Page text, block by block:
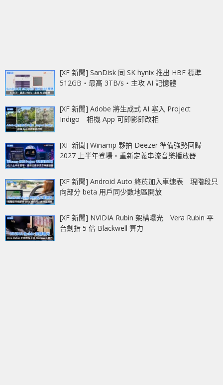
[XF 新聞] SanDisk 同 SK hynix 推出 HBF 標準
512GB‧最高 3TB/s‧主攻 AI 記憶體
[XF 新聞] Adobe 將生成式 AI 塞入 Project
Indigo 相機 App 可即影即改相
[XF 新聞] Winamp 夥拍 Deezer 準備強勢回歸
2027 上半年登場‧重新定義串流音樂播放器
[XF 新聞] Android Auto 終於加入車速表 現階段只
向部分 beta 用戶同少數地區開放
[XF 新聞] NVIDIA Rubin 架構曝光 Vera Rubin 平
台劍指 5 倍 Blackwell 算力